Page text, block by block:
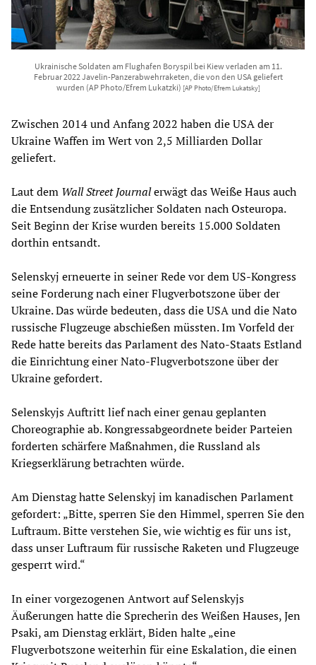
Ukrainische Soldaten am Flughafen Boryspil bei Kiew verladen am 11.
Februar 2022 Javelin-Panzerabwehrraketen, die von den USA geliefert
wurden (AP Photo/Efrem Lukatzki) [AP Photo/Efrem Lukatsky]
Zwischen 2014 und Anfang 2022 haben die USA der
Ukraine Waffen im Wert von 2,5 Milliarden Dollar
geliefert.
Laut dem Wall Street Journalerwägt das Weiße Haus auch
die Entsendung zusätzlicher Soldaten nach Osteuropa.
Seit Beginn der Krise wurden bereits 15.000 Soldaten
dorthin entsandt.
Selenskyj erneuerte in seiner Rede vor dem US-Kongress
seine Forderung nach einer Flugverbotszone über der
Ukraine. Das würde bedeuten, dass die USA und die Nato
russische Flugzeuge abschießen müssten. Im Vorfeld der
Rede hatte bereits das Parlament des Nato-Staats Estland
die Einrichtung einer Nato-Flugverbotszone über der
Ukraine gefordert.
Selenskyjs Auftritt lief nach einer genau geplanten
Choreographie ab. Kongressabgeordnete beider Parteien
forderten schärfere Maßnahmen, die Russland als
Kriegserklärung betrachten würde.
Am Dienstag hatte Selenskyj im kanadischen Parlament
gefordert: „Bitte, sperren Sie den Himmel, sperren Sie den
Luftraum. Bitte verstehen Sie, wie wichtig es für uns ist,
dass unser Luftraum für russische Raketen und Flugzeuge
gesperrt wird.“
In einer vorgezogenen Antwort auf Selenskyjs
Äußerungen hatte die Sprecherin des Weißen Hauses, Jen
Psaki, am Dienstag erklärt, Biden halte „eine
Flugverbotszone weiterhin für eine Eskalation, die einen